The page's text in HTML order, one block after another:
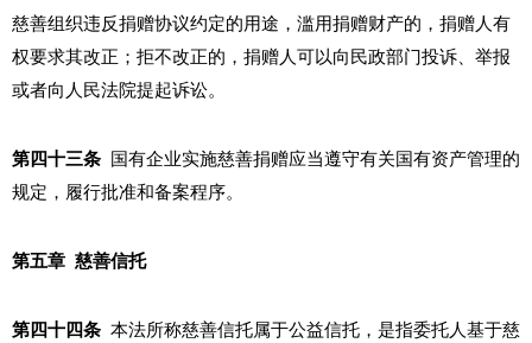
慈善组织违反捐赠协议约定的用途，滥用捐赠财产的，捐赠人有
权要求其改正；拒不改正的，捐赠人可以向民政部门投诉、举报
或者向人民法院提起诉讼。
第四十三条 国有企业实施慈善捐赠应当遵守有关国有资产管理的
规定，履行批准和备案程序。
第五章 慈善信托
第四十四条 本法所称慈善信托属于公益信托，是指委托人基于慈